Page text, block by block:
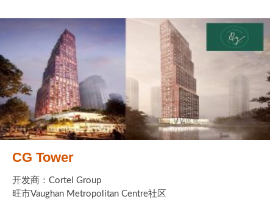
CG Tower
开发商：Cortel Group
旺市Vaughan Metropolitan Centre社区